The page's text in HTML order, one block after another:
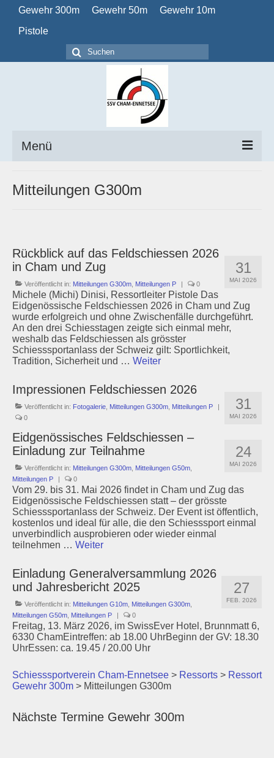
Gewehr 300m Gewehr 50m
Gewehr 10m
Pistole
Suchen
nach:
Menü
Kalender
Schützenstuben
Newsletter
Fotogalerie
Archiv
Mitteilungen G300m
31
MAI 2026
Rückblick auf das Feldschiessen 2026
in Cham und Zug
Veröffentlicht in: Mitteilungen G300m Mitteilungen P | 0
Michele (Michi) Dinisi, Ressortleiter Pistole Das
Eidgenössische Feldschiessen 2026 in Cham und Zug
wurde erfolgreich und ohne Zwischenfälle durchgeführt.
An den drei Schiesstagen zeigte sich einmal mehr,
weshalb das Feldschiessen als grösster
Schiesssportanlass der Schweiz gilt: Sportlichkeit,
Tradition, Sicherheit und … Weiter
31
MAI 2026
Impressionen Feldschiessen 2026
Veröffentlicht in: Fotogalerie Mitteilungen G300m Mitteilungen P
0
24
MAI 2026
Eidgenössisches Feldschiessen –
Einladung zur Teilnahme
Veröffentlicht in: Mitteilungen G300m Mitteilungen G50m
Mitteilungen P
0
Vom 29. bis 31. Mai 2026 findet in Cham und Zug das
Eidgenössische Feldschiessen statt – der grösste
Schiesssportanlass der Schweiz. Der Event ist öffentlich,
kostenlos und ideal für alle, die den Schiesssport einmal
unverbindlich ausprobieren oder wieder einmal
teilnehmen … Weiter
27
FEB. 2026
Einladung Generalversammlung 2026
und Jahresbericht 2025
Veröffentlicht in: Mitteilungen G10m, Mitteilungen G300m,
Mitteilungen G50m, Mitteilungen P 0
Freitag, 13. März 2026, im SwissEver Hotel, Brunnmatt 6,
6330 ChamEintreffen: ab 18.00 UhrBeginn der GV: 18.30
UhrEssen: ca. 19.45 / 20.00 Uhr
Schiesssportverein Cham-Ennetsee > Ressorts > Ressort
Gewehr 300m > Mitteilungen G300m
Nächste Termine Gewehr 300m